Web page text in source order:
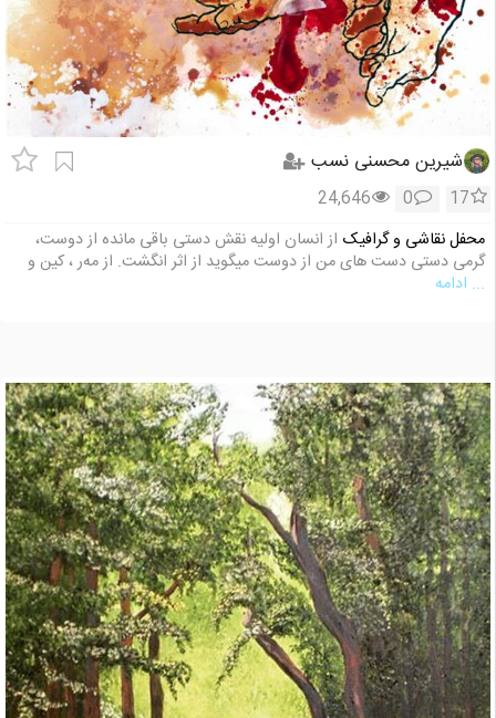
شیرین محسنی نسب
17
0
24,646
محفل نقاشی و گرافیک از انسان اولیه نقش دستی باقی مانده از دوست،
گرمی دستی دست های من از دوست میگوید از اثر انگشت. از مه‌ر ، کین و
... ادامه